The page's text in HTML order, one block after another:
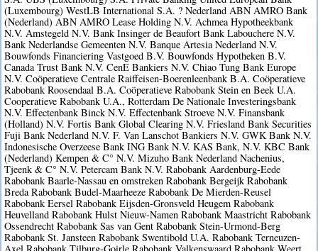
(Luxembourg) WestLB International S.A. ? Nederland ABN AMRO Bank
(Nederland) ABN AMRO Lease Holding N.V. Achmea Hypotheekbank
N.V. Amstegeld N.V. Bank Insinger de Beaufort Bank Labouchere N.V.
Bank Nederlandse Gemeenten N.V. Banque Artesia Nederland N.V.
Bouwfonds Financiering Vastgoed B.V. Bouwfonds Hypotheken B.V.
Canada Trust Bank N.V. CenE Bankiers N.V. Chiao Tung Bank Europe
N.V. Coöperatieve Centrale Raiffeisen-Boerenleenbank B.A. Coöperatieve
Rabobank Roosendaal B.A. Coöperatieve Rabobank Stein en Beek U.A.
Cooperatieve Rabobank U.A., Rotterdam De Nationale Investeringsbank
N.V. Effectenbank Binck N.V. Effectenbank Stroeve N.V. Finansbank
(Holland) N.V. Fortis Bank Global Clearing N.V. Friesland Bank Securities
Fuji Bank Nederland N.V. F. Van Lanschot Bankiers N.V. GWK Bank N.V.
Indonesische Overzeese Bank ING Bank N.V. KAS Bank, N.V. KBC Bank
(Nederland) Kempen & C° N.V. Mizuho Bank Nederland Nachenius,
Tjeenk & C° N.V. Petercam Bank N.V. Rabobank Aardenburg-Eede
Rabobank Baarle-Nassau en omstreken Rabobank Bergeijk Rabobank
Breda Rabobank Budel-Maarheeze Rabobank De Mierden-Reusel
Rabobank Eersel Rabobank Eijsden-Gronsveld Heugem Rabobank
Heuvelland Rabobank Hulst Nieuw-Namen Rabobank Maastricht Rabobank
Ossendrecht Rabobank Sas van Gent Rabobank Stein-Urmond-Berg
Rabobank St. Jansteen Rabobank Swentibold U.A. Rabobank Terneuzen-
Axel Rabobank Tilburg-Goirle Rabobank Valkenswaard Rabobank Weert